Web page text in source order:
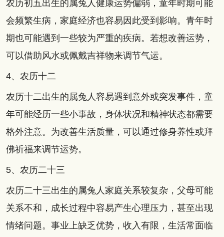
农历初五出生的属兔人健康运势偏弱，童年时期可能
会频繁生病，家庭经济也容易因此受到影响。青年时
期也可能遇到一些较为严重的疾病。若想改善运势，
可以借助风水或佩戴吉祥物来调节气运。
4、农历十二
农历十二出生的属兔人容易遇到意外或突发事件，童
年可能经历一些小事故，身体状况和精神状态都需要
格外注意。为改善生活质量，可以通过修身养性或拜
佛祈福来调节运势。
5、农历二十三
农历二十三出生的属兔人家庭关系较复杂，父母可能
关系不和，成长过程中容易产生心理压力，甚至出现
情绪问题。事业上缺乏优势，收入有限，生活常面临